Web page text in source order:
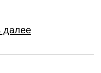
далее